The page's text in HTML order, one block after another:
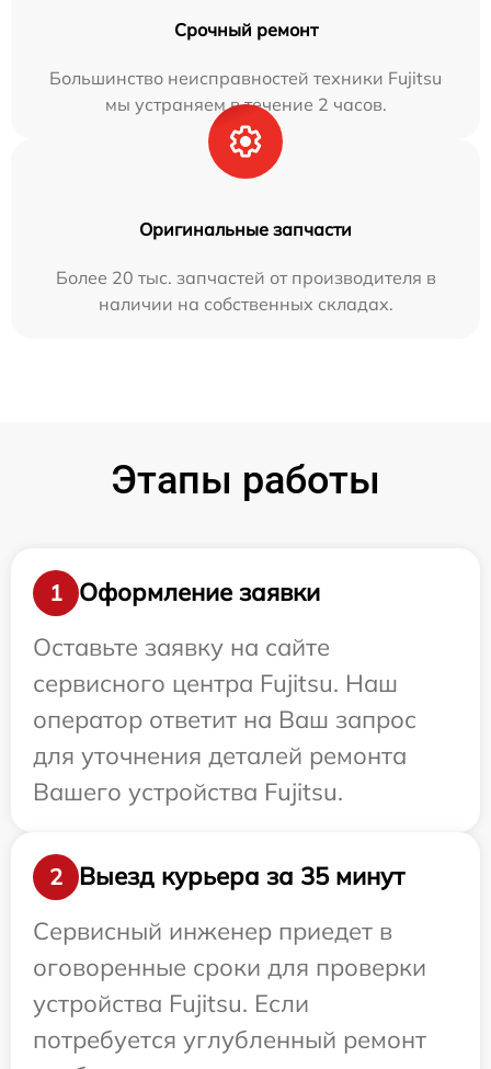
Срочный ремонт
Большинство неисправностей техники Fujitsu
мы устраняем в течение 2 часов.
Оригинальные запчасти
Более 20 тыс. запчастей от производителя в
наличии на собственных складах.
Этапы работы
1
Оформление заявки
Оставьте заявку на сайте
сервисного центра Fujitsu. Наш
оператор ответит на Ваш запрос
для уточнения деталей ремонта
Вашего устройства Fujitsu.
2
Выезд курьера за 35 минут
Сервисный инженер приедет в
оговоренные сроки для проверки
устройства Fujitsu. Если
потребуется углубленный ремонт